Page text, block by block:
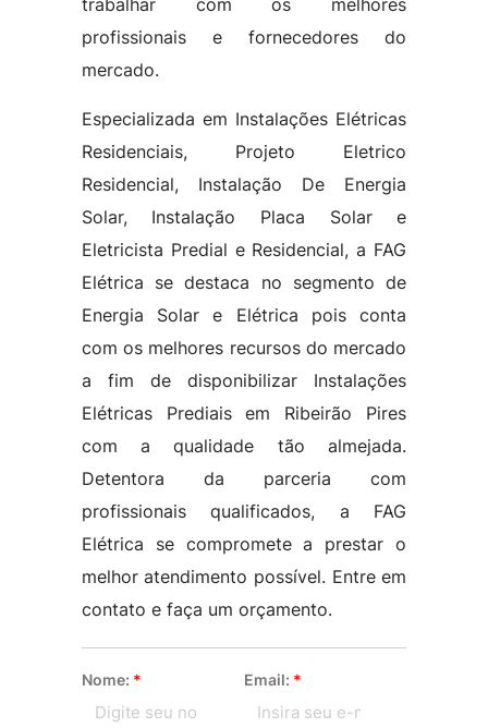
trabalhar com os melhores
profissionais e fornecedores do
mercado.
Especializada em Instalações Elétricas
Residenciais, Projeto Eletrico
Residencial, Instalação De Energia
Solar, Instalação Placa Solar e
Eletricista Predial e Residencial, a FAG
Elétrica se destaca no segmento de
Energia Solar e Elétrica pois conta
com os melhores recursos do mercado
a fim de disponibilizar Instalações
Elétricas Prediais em Ribeirão Pires
com a qualidade tão almejada.
Detentora da parceria com
profissionais qualificados, a FAG
Elétrica se compromete a prestar o
melhor atendimento possível. Entre em
contato e faça um orçamento.
Nome: * Email: *